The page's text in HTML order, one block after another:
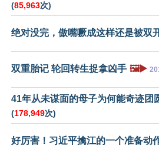
(85,963次)
绝对没完，傲嘴噘成这样还是被双
双重胎记 轮回转生捉拿凶手 🖼️▶️
41年从未谋面的母子为何能奇迹团
(178,949次)
好厉害！习近平擒江的一个准备动